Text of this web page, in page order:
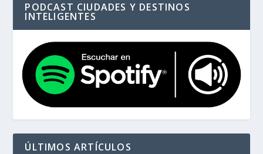
PODCAST CIUDADES Y DESTINOS
INTELIGENTES
ÚLTIMOS ARTÍCULOS